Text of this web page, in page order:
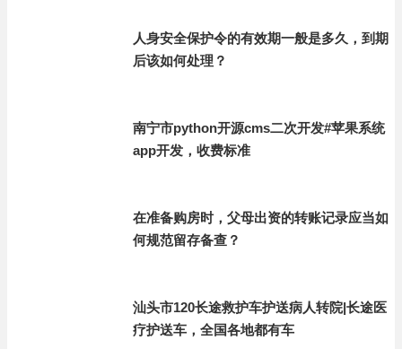
人身安全保护令的有效期一般是多久，到期
后该如何处理？
南宁市python开源cms二次开发#苹果系统
app开发，收费标准
在准备购房时，父母出资的转账记录应当如
何规范留存备查？
汕头市120长途救护车护送病人转院|长途医
疗护送车，全国各地都有车